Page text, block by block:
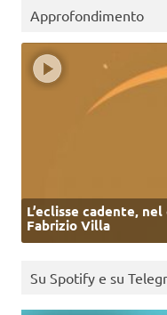
Approfondimento
L’eclisse cadente,
Fabrizio Villa
Su Spotify e su